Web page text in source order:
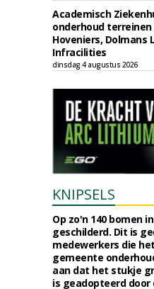
Academisch
onderhoud terreinen
Hoveniers, Dolmans
Infracilities
dinsdag 4 augustus 2026
KNIPSELS
Op zo'n 140 bomen
geschilderd. Dit is
medewerkers die
gemeente
aan dat het stukje
is geadopteerd